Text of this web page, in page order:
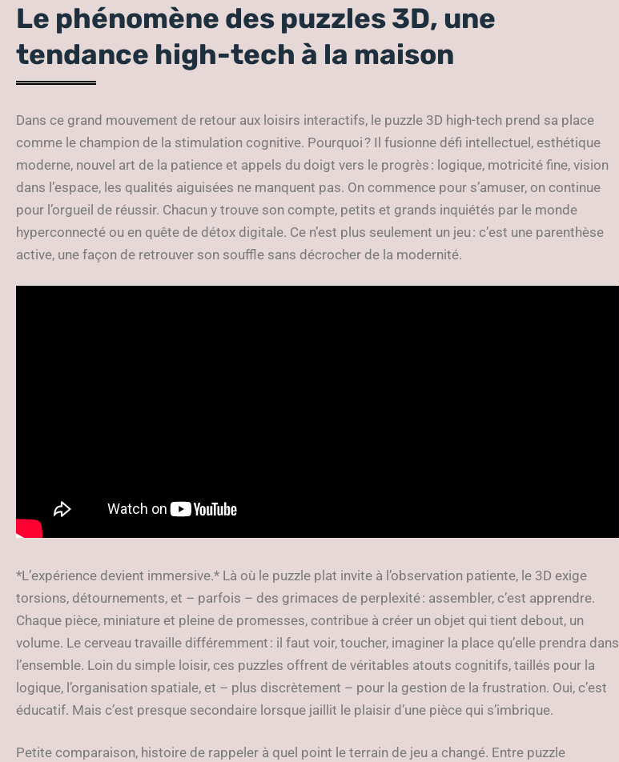
Le phénomène des puzzles 3D, une
tendance high-tech à la maison
Dans ce grand mouvement de retour aux loisirs interactifs, le puzzle 3D high-tech prend sa place
comme le champion de la stimulation cognitive. Pourquoi ? Il fusionne défi intellectuel, esthétique
moderne, nouvel art de la patience et appels du doigt vers le progrès : logique, motricité fine, vision
dans l’espace, les qualités aiguisées ne manquent pas. On commence pour s’amuser, on continue
pour l’orgueil de réussir. Chacun y trouve son compte, petits et grands inquiétés par le monde
hyperconnecté ou en quête de détox digitale. Ce n’est plus seulement un jeu : c’est une parenthèse
active, une façon de retrouver son souffle sans décrocher de la modernité.
*L’expérience devient immersive.* Là où le puzzle plat invite à l’observation patiente, le 3D exige
torsions, détournements, et – parfois – des grimaces de perplexité : assembler, c’est apprendre.
Chaque pièce, miniature et pleine de promesses, contribue à créer un objet qui tient debout, un
volume. Le cerveau travaille différemment : il faut voir, toucher, imaginer la place qu’elle prendra dans
l’ensemble. Loin du simple loisir, ces puzzles offrent de véritables atouts cognitifs, taillés pour la
logique, l’organisation spatiale, et – plus discrètement – pour la gestion de la frustration. Oui, c’est
éducatif. Mais c’est presque secondaire lorsque jaillit le plaisir d’une pièce qui s’imbrique.
Petite comparaison, histoire de rappeler à quel point le terrain de jeu a changé. Entre puzzle